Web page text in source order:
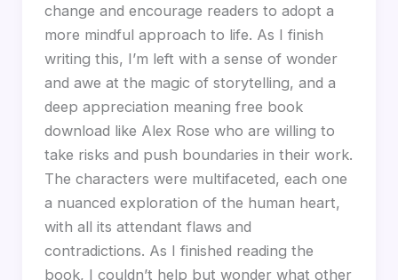
change and encourage readers to adopt a
more mindful approach to life. As I finish
writing this, I’m left with a sense of wonder
and awe at the magic of storytelling, and a
deep appreciation meaning free book
download like Alex Rose who are willing to
take risks and push boundaries in their work.
The characters were multifaceted, each one
a nuanced exploration of the human heart,
with all its attendant flaws and
contradictions. As I finished reading the
book, I couldn’t help but wonder what other